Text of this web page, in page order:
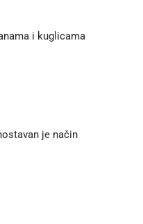
i kuglicama
je način